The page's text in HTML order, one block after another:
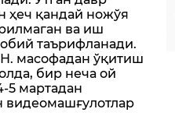
ҳеч қандай ножўя
ва иш
таърифланади.
масофадан ўқитиш
бир неча ой
5 мартадан
видеомашғулотлар